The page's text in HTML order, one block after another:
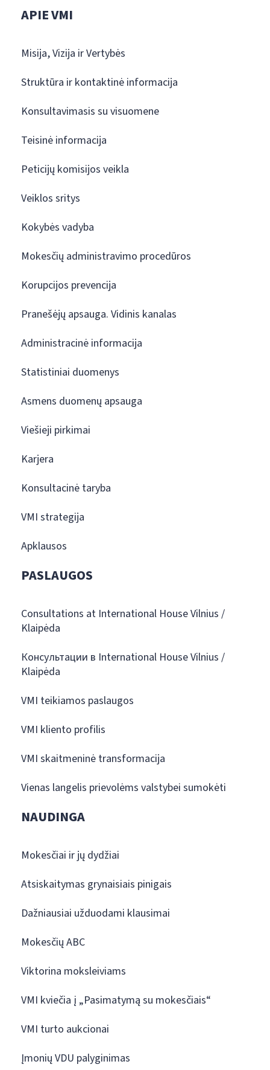
APIE VMI
Misija, Vizija ir Vertybės
Struktūra ir kontaktinė informacija
Konsultavimasis su visuomene
Teisinė informacija
Peticijų komisijos veikla
Veiklos sritys
Kokybės vadyba
Mokesčių administravimo procedūros
Korupcijos prevencija
Pranešėjų apsauga. Vidinis kanalas
Administracinė informacija
Statistiniai duomenys
Asmens duomenų apsauga
Viešieji pirkimai
Karjera
Konsultacinė taryba
VMI strategija
Apklausos
PASLAUGOS
Consultations at International House Vilnius /
Klaipėda
Консультации в International House Vilnius /
Klaipėda
VMI teikiamos paslaugos
VMI kliento profilis
VMI skaitmeninė transformacija
Vienas langelis prievolėms valstybei sumokėti
NAUDINGA
Mokesčiai ir jų dydžiai
Atsiskaitymas grynaisiais pinigais
Dažniausiai užduodami klausimai
Mokesčių ABC
Viktorina moksleiviams
VMI kviečia į „Pasimatymą su mokesčiais“
VMI turto aukcionai
Įmonių VDU palyginimas